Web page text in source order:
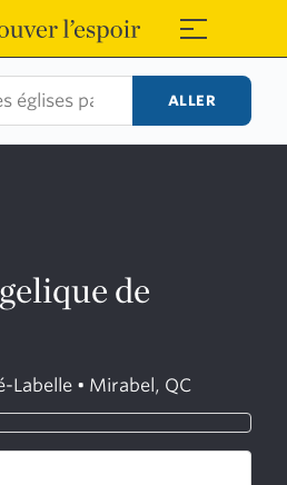
≡
ALLER
de
Labelle • Mirabel, QC